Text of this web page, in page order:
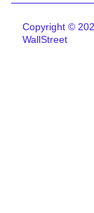
Copyright ©
WallStreet